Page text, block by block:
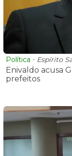
Política - Espírito
Enivaldo acusa
prefeitos